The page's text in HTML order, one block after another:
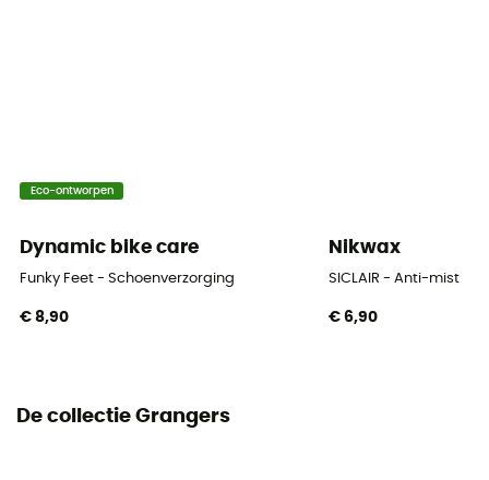
Eco-ontworpen
Dynamic bike care
Funky Feet - Schoenverzorging
€ 8,90
Nikwax
SICLAIR - Anti-mist
€ 6,90
De collectie Grangers